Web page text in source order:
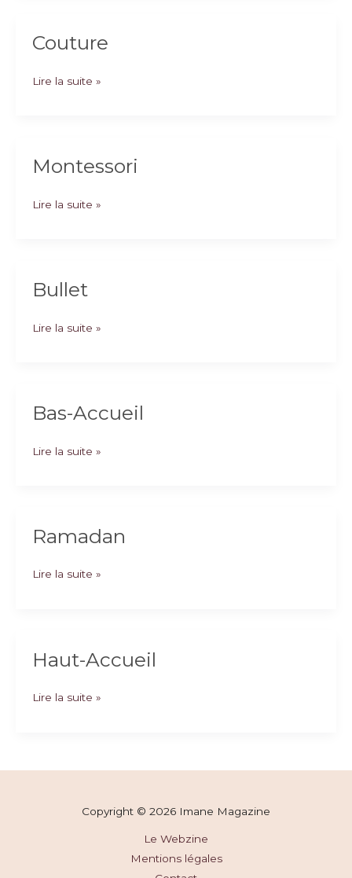
Couture
Couture
Lire la suite »
Montessori
Montessori
Lire la suite »
Bullet
Bullet
Lire la suite »
Bas-Accueil
Bas-
Lire la suite »
Ramadan
Ramadan
Lire la suite »
Haut-Accueil
Haut-
Lire la suite »
Copyright © 2026 Imane Magazine
Le Webzine
Mentions légales